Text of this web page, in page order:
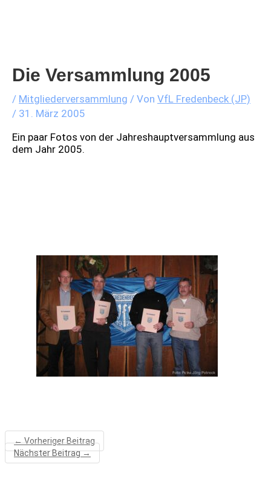
Die Versammlung 2005
/ Mitgliederversammlung / Von VfL Fredenbeck (JP)
/ 31. März 2005
Ein paar Fotos von der Jahreshauptversammlung aus
dem Jahr 2005.
←Vorheriger Beitrag
Nächster Beitrag→